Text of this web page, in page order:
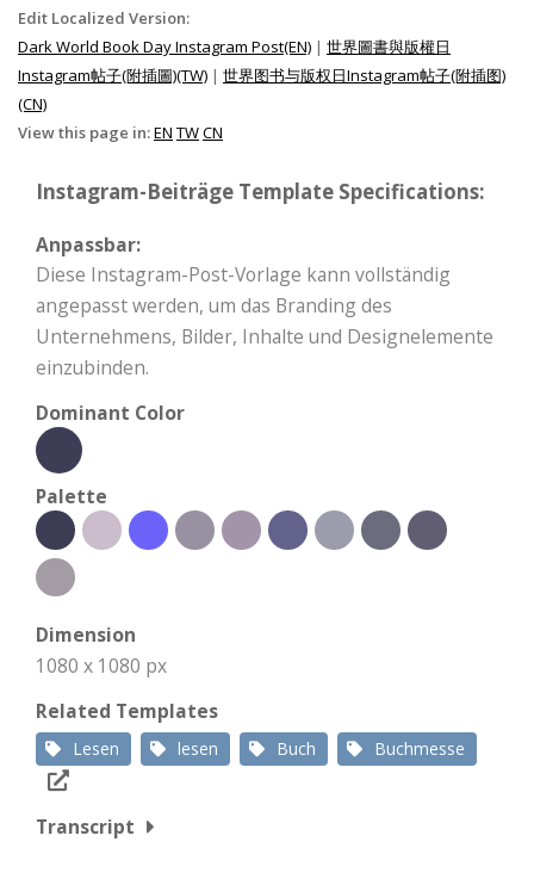
Edit Localized Version:
Dark World Book Day Instagram Post(EN) | 世界圖書與版權日
Instagram帖子(附插圖)(TW) | 世界图书与版权日Instagram帖子(附插图)
(CN)
View this page in:EN TWCN
Instagram-Beiträge Template Specifications:
Anpassbar:
Diese Instagram-Post-Vorlage kann vollständig
angepasst werden, um das Branding des
Unternehmens, Bilder, Inhalte und Designelemente
einzubinden.
Dominant Color
Palette
Dimension
1080 x 1080 px
Related Templates
Lesen lesen Buch Buchmesse
Transcript